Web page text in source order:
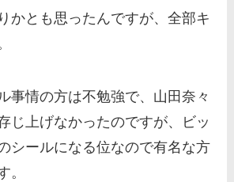
かとも思ったんですが、全部キ
事情の方は不勉強で、山田奈々
じ上げなかったのですが、ビッ
シールになる位なので有名な方
。